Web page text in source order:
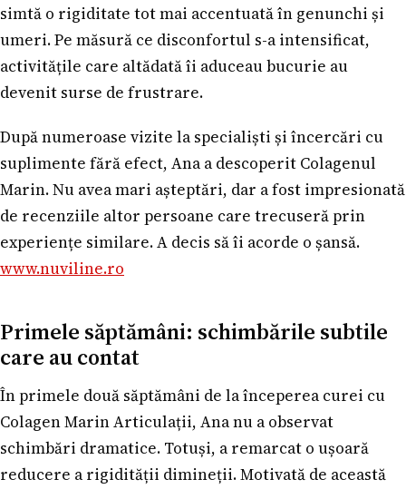
simtă o rigiditate tot mai accentuată în genunchi și
umeri. Pe măsură ce disconfortul s-a intensificat,
activitățile care altădată îi aduceau bucurie au
devenit surse de frustrare.
După numeroase vizite la specialiști și încercări cu
suplimente fără efect, Ana a descoperit Colagenul
Marin. Nu avea mari așteptări, dar a fost impresionată
de recenziile altor persoane care trecuseră prin
experiențe similare. A decis să îi acorde o șansă.
www.nuviline.ro
Primele săptămâni: schimbările subtile
care au contat
În primele două săptămâni de la începerea curei cu
Colagen Marin Articulații, Ana nu a observat
schimbări dramatice. Totuși, a remarcat o ușoară
reducere a rigidității dimineții. Motivată de această